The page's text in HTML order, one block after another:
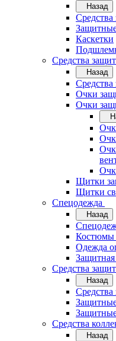
Назад
Каскетки
Средства
Назад
Средства
Очки
Очки
Щитки
Щитки
Спецодежда
Назад
Костюмы
Одежда
Средства
Назад
Средства
Средства
Назад